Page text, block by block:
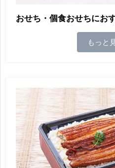
おせち・個食おせちにお
もっと